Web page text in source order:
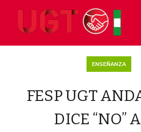
ENSEÑANZA
FESP UGT
DICE “NO”